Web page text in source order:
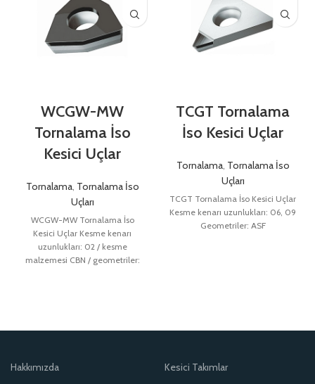
WCGW-MW
Tornalama İso
Kesici Uçlar
Tornalama, Tornalama İso
Uçları
WCGW-MW Tornalama İso
Kesici Uçlar Kesme kenarı
uzunlukları: 02 / kesme
malzemesi CBN / geometriler:
TCGT Tornalama
İso Kesici Uçlar
Tornalama, Tornalama İso
Uçları
TCGT Tornalama İso Kesici Uçlar
Kesme kenarı uzunlukları: 06, 09
Geometriler: ASF
Hakkımızda
Kesici Takımlar